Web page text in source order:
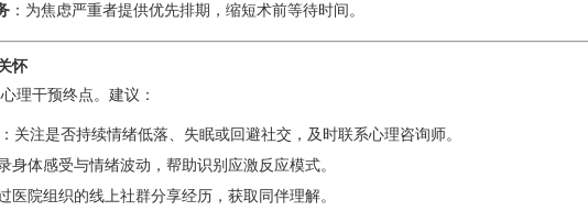
：为焦虑严重者提供优先排期，缩短术前等待时间。
怀
理干预终点。建议：
：关注是否持续情绪低落、失眠或回避社交，及时联系心理咨询师。
身体感受与情绪波动，帮助识别应激反应模式。
医院组织的线上社群分享经历，获取同伴理解。